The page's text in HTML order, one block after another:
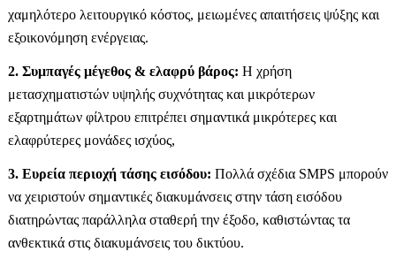
χαμηλότερο λειτουργικό κόστος, μειωμένες απαιτήσεις ψύξης και
εξοικονόμηση ενέργειας.
2. Συμπαγές μέγεθος & ελαφρύ βάρος: Η χρήση
μετασχηματιστών υψηλής συχνότητας και μικρότερων
εξαρτημάτων φίλτρου επιτρέπει σημαντικά μικρότερες και
ελαφρύτερες μονάδες ισχύος,
3. Ευρεία περιοχή τάσης εισόδου: Πολλά σχέδια SMPS μπορούν
να χειριστούν σημαντικές διακυμάνσεις στην τάση εισόδου
διατηρώντας παράλληλα σταθερή την έξοδο, καθιστώντας τα
ανθεκτικά στις διακυμάνσεις του δικτύου.